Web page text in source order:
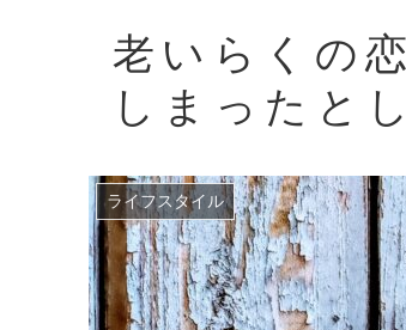
老いらくの
しまったと
ライフスタイル